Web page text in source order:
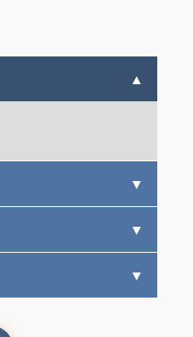
▲
▼
▼
▼